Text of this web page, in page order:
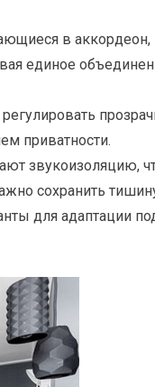
в аккордеон,
единое
приватности.
звукоизоляцию,
сохранить
для адаптации